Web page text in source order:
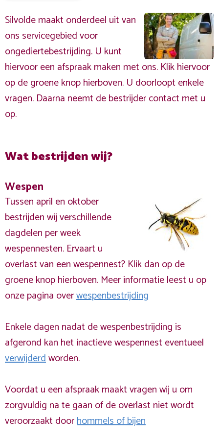
Silvolde maakt onderdeel uit van
ons servicegebied voor
ongediertebestrijding. U kunt
hiervoor een afspraak maken met ons. Klik hiervoor
op de groene knop hierboven. U doorloopt enkele
vragen. Daarna neemt de bestrijder contact met u
op.
Wat bestrijden wij?
Wespen
Tussen april en oktober
bestrijden wij verschillende
dagdelen per week
wespennesten. Ervaart u
overlast van een wespennest? Klik dan op de
groene knop hierboven. Meer informatie leest u op
onze pagina overwespenbestrijding
Enkele dagen nadat de wespenbestrijding is
afgerond kan het inactieve wespennest eventueel
verwijderdworden.
Voordat u een afspraak maakt vragen wij u om
zorgvuldig na te gaan of de overlast niet wordt
veroorzaakt doorhommels of bijen